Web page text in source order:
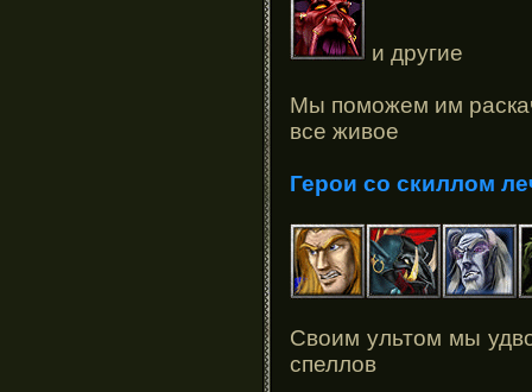
и другие
Мы поможем им
все живое
Герои со скиллом
Своим ультом мы
спеллов